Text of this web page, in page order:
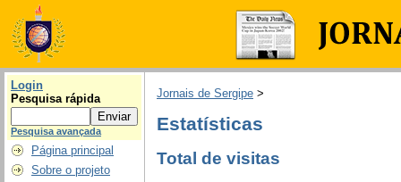
Login
Pesquisa rápida
Pesquisa avançada
Página principal
Sobre o projeto
Jornais de Sergipe >
Estatísticas
Total de visitas